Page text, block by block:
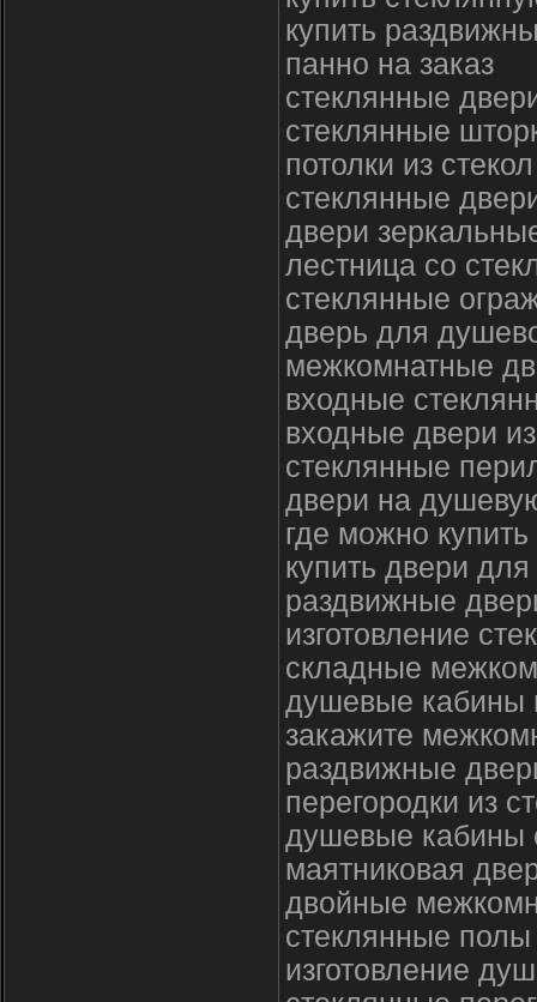
купить
панно на заказ
стеклянные
стеклянные
потолки из стекол
стеклянные
двери
лестница со
стеклянные
дверь для
межкомнатные
входные
входные двери
стеклянные
двери на
где можно
купить двери
раздвижные
изготовление
складные
душевые кабины
закажите
раздвижные
перегородки из
душевые кабины
маятниковая
двойные
стеклянные полы
изготовление